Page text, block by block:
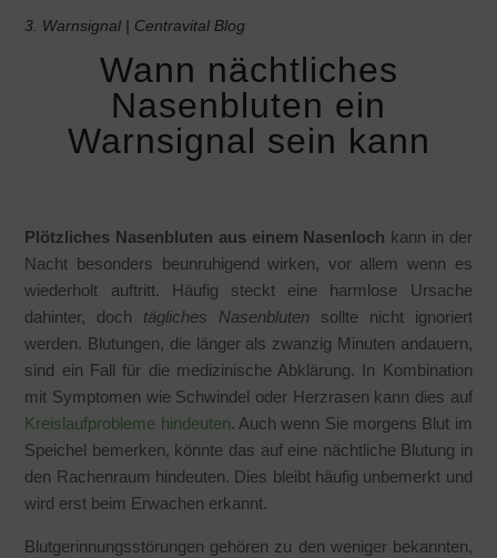
3. Warnsignal | Centravital Blog
Wann nächtliches
Nasenbluten ein
Warnsignal sein kann
Plötzliches Nasenbluten aus einem Nasenloch kann in der
Nacht besonders beunruhigend wirken, vor allem wenn es
wiederholt auftritt. Häufig steckt eine harmlose Ursache
dahinter, doch tägliches Nasenbluten sollte nicht ignoriert
werden. Blutungen, die länger als zwanzig Minuten andauern,
sind ein Fall für die medizinische Abklärung. In Kombination
mit Symptomen wie Schwindel oder Herzrasen kann dies auf
Kreislaufprobleme hindeuten. Auch wenn Sie morgens Blut im
Speichel bemerken, könnte das auf eine nächtliche Blutung in
den Rachenraum hindeuten. Dies bleibt häufig unbemerkt und
wird erst beim Erwachen erkannt.
Blutgerinnungsstörungen gehören zu den weniger bekannten,